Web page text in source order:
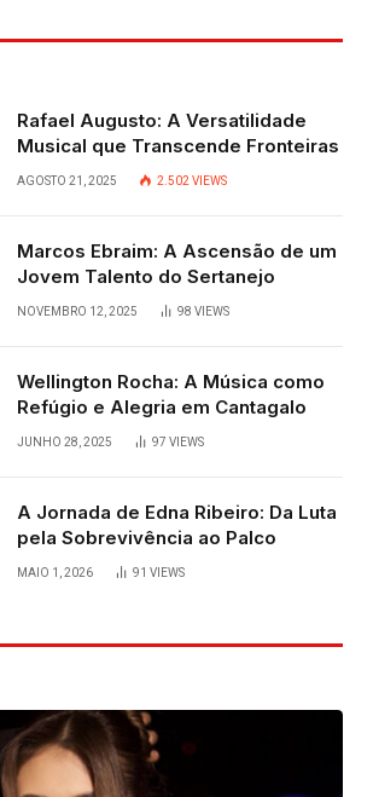
Rafael Augusto: A Versatilidade
Musical que Transcende Fronteiras
AGOSTO 21, 2025 2.502 VIEWS
Marcos Ebraim: A Ascensão de um
Jovem Talento do Sertanejo
NOVEMBRO 12, 2025 98 VIEWS
Wellington Rocha: A Música como
Refúgio e Alegria em Cantagalo
JUNHO 28, 2025 97 VIEWS
A Jornada de Edna Ribeiro: Da Luta
pela Sobrevivência ao Palco
MAIO 1, 2026 91 VIEWS